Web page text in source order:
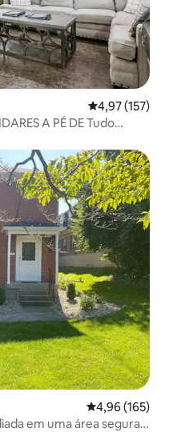
4,97 de uma
4,97 (157)
A PÉ DE Tudo
hóspedes
4,96 de uma
4,96 (165)
em uma área segura e